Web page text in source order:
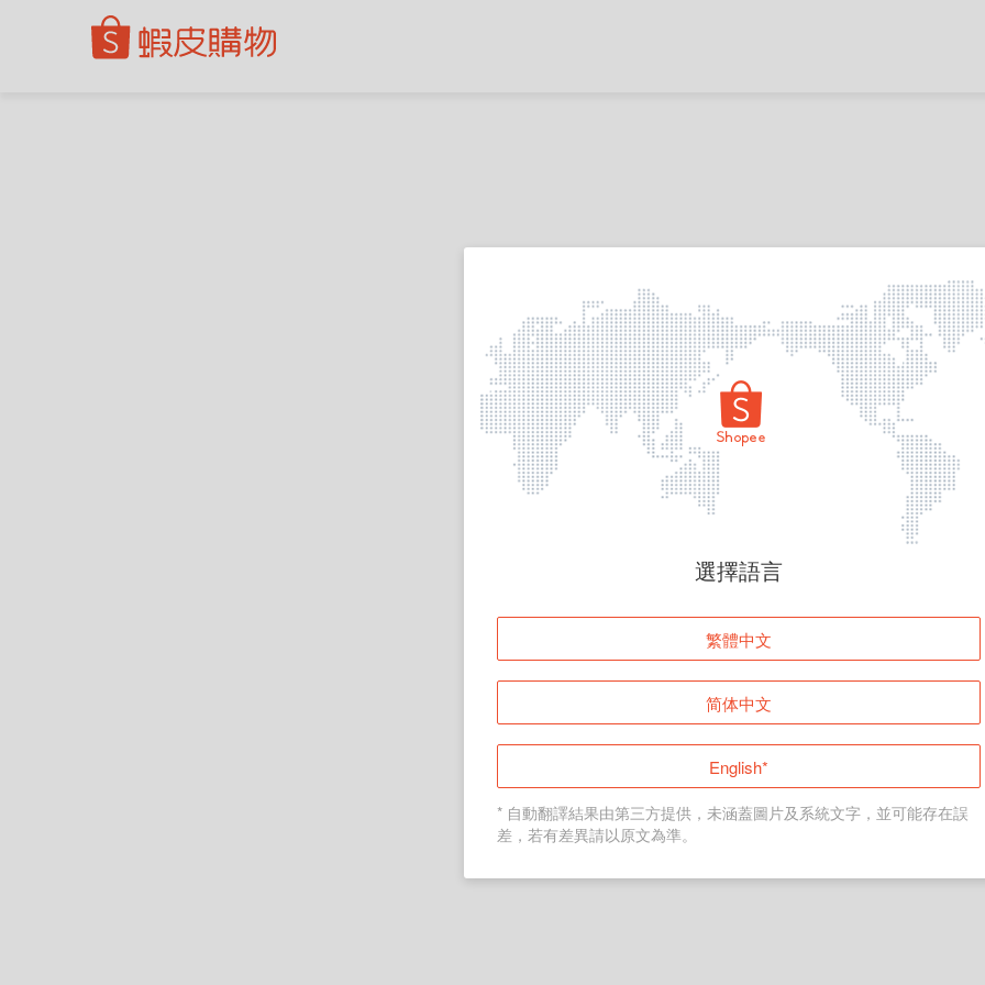
頁面無法顯示
登入
返回首頁
選擇語言
繁體中文
简体中文
English*
* 自動翻譯結果由第三方提供，未涵蓋圖片及系統文字，並可能存在誤
差，若有差異請以原文為準。